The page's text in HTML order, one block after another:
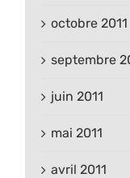
octobre 2011
septembre
juin 2011
mai 2011
avril 2011